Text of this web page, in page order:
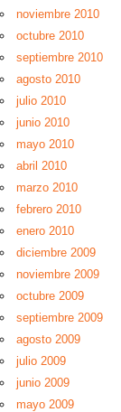
noviembre 2010
octubre 2010
septiembre 2010
agosto 2010
julio 2010
junio 2010
mayo 2010
abril 2010
marzo 2010
febrero 2010
enero 2010
diciembre 2009
noviembre 2009
octubre 2009
septiembre 2009
agosto 2009
julio 2009
junio 2009
mayo 2009